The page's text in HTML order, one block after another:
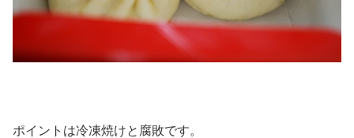
ポイントは冷凍焼けと腐敗です。